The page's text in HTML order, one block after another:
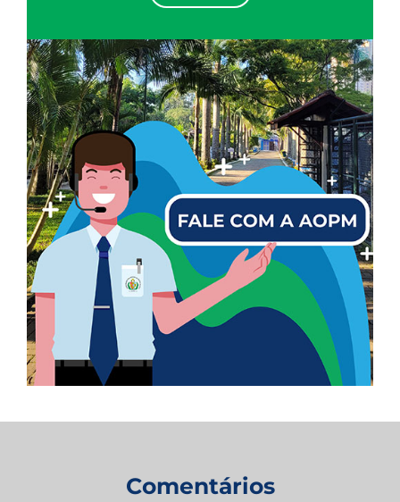
Comentários